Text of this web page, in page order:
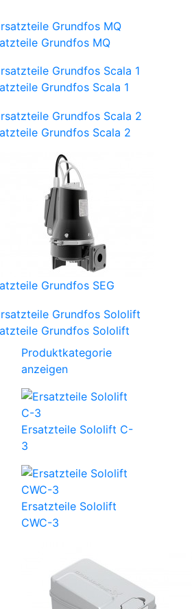
Grundfos MQ
Grundfos Scala 1
Grundfos Scala 2
Grundfos SEG
Grundfos Sololift
Produktkategorie
anzeigen
Ersatzteile Sololift C-
3
Ersatzteile Sololift
CWC-3